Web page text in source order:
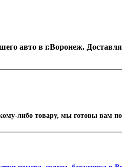
авто в г.Воронеж.
либо товару, мы готовы вам